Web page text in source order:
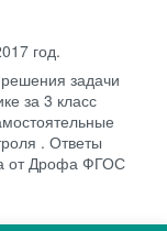
год.
задачи
за 3 класс
. Ответы
от Дрофа ФГОС